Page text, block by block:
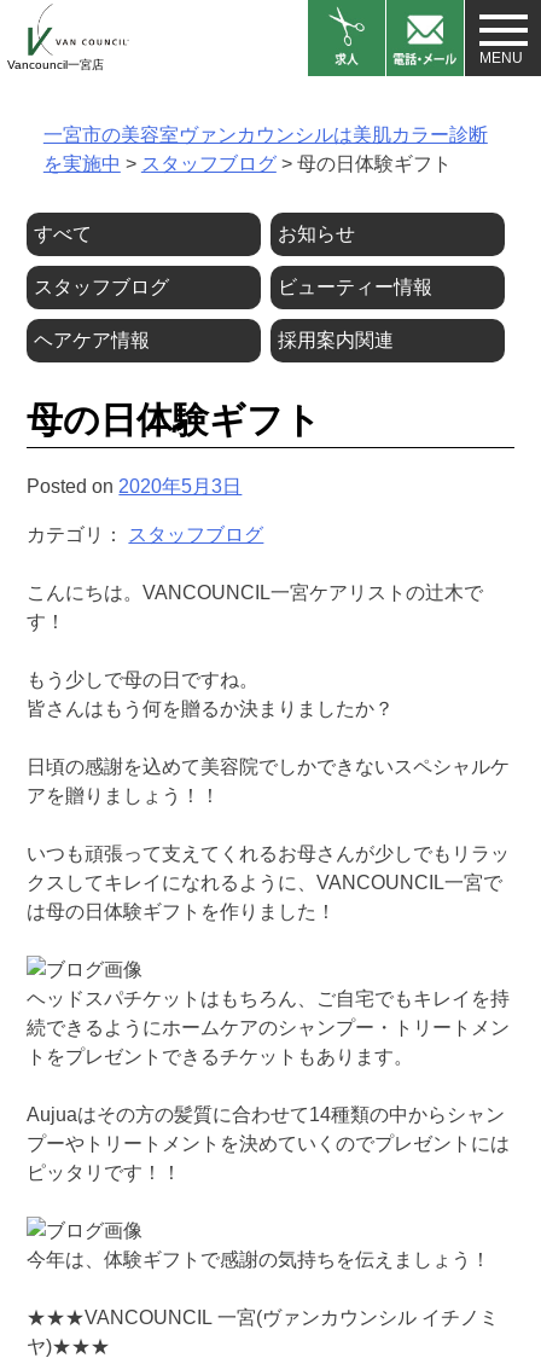
content
Vancouncil一宮店
一宮市の美容室ヴァンカウンシルは美肌カラー診断
を実施中 > スタッフブログ> 母の日体験ギフト
すべて お知らせ
スタッフブログ ビューティー情報
ヘアケア情報 採用案内関連
母の日体験ギフト
Posted on 2020年5月3日
カテゴリ： スタッフブログ
こんにちは。VANCOUNCIL一宮ケアリストの辻木で
す！
もう少しで母の日ですね。
皆さんはもう何を贈るか決まりましたか？
日頃の感謝を込めて美容院でしかできないスペシャルケ
アを贈りましょう！！
いつも頑張って支えてくれるお母さんが少しでもリラッ
クスしてキレイになれるように、VANCOUNCIL一宮で
は母の日体験ギフトを作りました！
ヘッドスパチケットはもちろん、ご自宅でもキレイを持
続できるようにホームケアのシャンプー・トリートメン
トをプレゼントできるチケットもあります。
Aujuaはその方の髪質に合わせて14種類の中からシャン
プーやトリートメントを決めていくのでプレゼントには
ピッタリです！！
今年は、体験ギフトで感謝の気持ちを伝えましょう！
★★★VANCOUNCIL 一宮(ヴァンカウンシル イチノミ
ヤ)★★★